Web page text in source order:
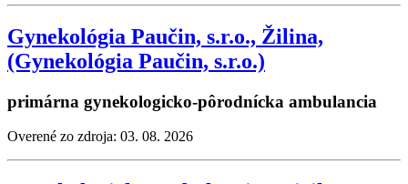
Gynekológia Paučin, s.r.o., Žilina,
(Gynekológia Paučin, s.r.o.)
primárna gynekologicko-pôrodnícka ambulancia
Overené zo zdroja: 03. 08. 2026